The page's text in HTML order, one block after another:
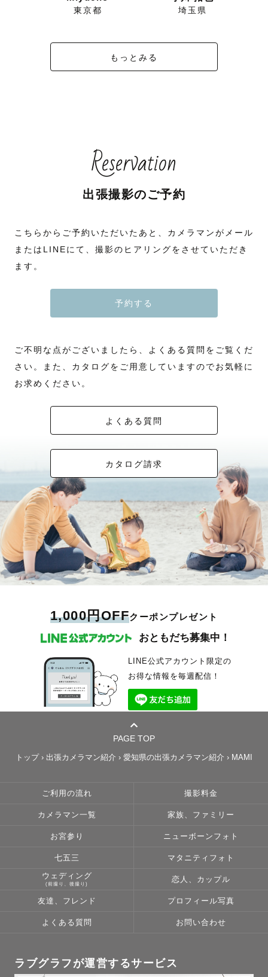
東京都 埼玉県
もっとみる
Reservation
出張撮影のご予約
こちらからご予約いただいたあと、カメラマンがメール
またはLINEにて、撮影のヒアリングをさせていただき
ます。
予約する
ご不明な点がございましたら、よくある質問をご覧くだ
さい。また、カタログをご用意していますのでお気軽に
お求めください。
よくある質問
カタログ請求
1,000円OFFクーポンプレゼント
おともだち募集中！
LINE公式アカウント限定の
お得な情報を毎週配信！
PAGE TOP
トップ› 出張カメラマン紹介 › 愛知県の出張カメラマン紹介 › MAMI
ご利用の流れ 撮影料金
カメラマン一覧 家族、ファミリー
お宮参り ニューボーンフォト
七五三 マタニティフォト
ウェディング
(前撮り、後撮り)
恋人、カップル
友達、フレンド プロフィール写真
よくある質問 お問い合わせ
ラブグラフが運営するサービス